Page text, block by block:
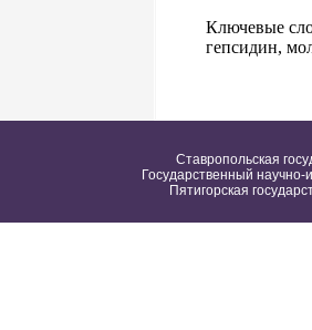
Ключевые
гепсидин,
Ставропольская
Государственный научно-
Пятигорская